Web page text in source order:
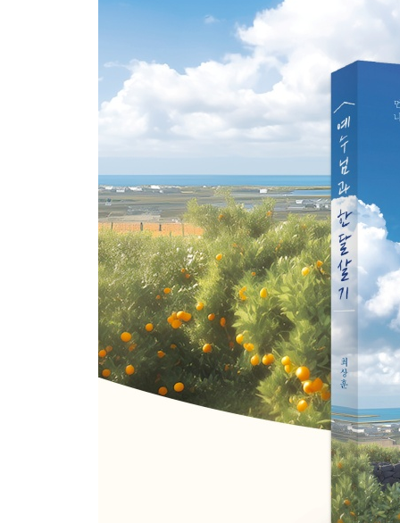
DAY 23 나의 연약한 믿음을 도우십니다
DAY 24 하나님의 때, 하나님의 방법
DAY 25 불가능의 언덕을 넘어가는 방법
DAY 26 동행하는 것만으로도
DAY 27 사랑은 계산하지 않습니다
DAY 28 이미 이기셨느니라
DAY 30 새롭게 써 내려가는 빛의 족보
에필로그
소그룹 가이드